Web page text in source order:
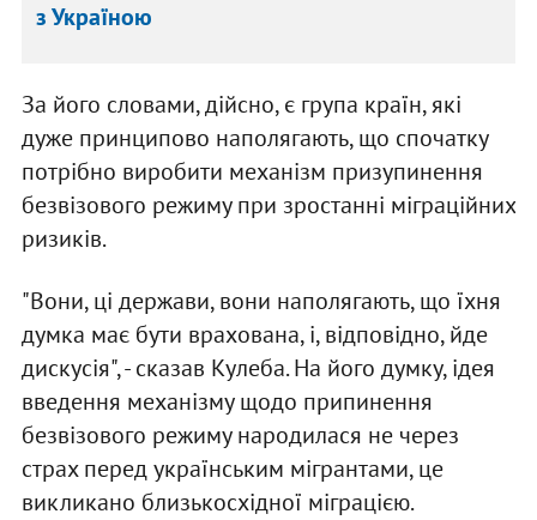
з Україною
За його словами, дійсно, є група країн, які
дуже принципово наполягають, що спочатку
потрібно виробити механізм призупинення
безвізового режиму при зростанні міграційних
ризиків.
"Вони, ці держави, вони наполягають, що їхня
думка має бути врахована, і, відповідно, йде
дискусія", - сказав Кулеба. На його думку, ідея
введення механізму щодо припинення
безвізового режиму народилася не через
страх перед українським мігрантами, це
викликано близькосхідної міграцією.